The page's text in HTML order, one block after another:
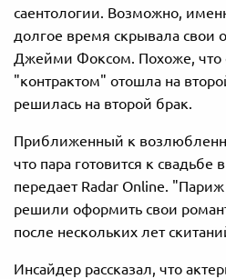
саентологии. Возможно,
долгое время скрывала свои
Джейми Фоксом. Похоже, что
"контрактом" отошла на
решилась на второй брак.
Приближенный к
что пара готовится к свадьбе
передает Radar Online. "Париж
решили оформить свои
после нескольких лет
Инсайдер рассказал, что